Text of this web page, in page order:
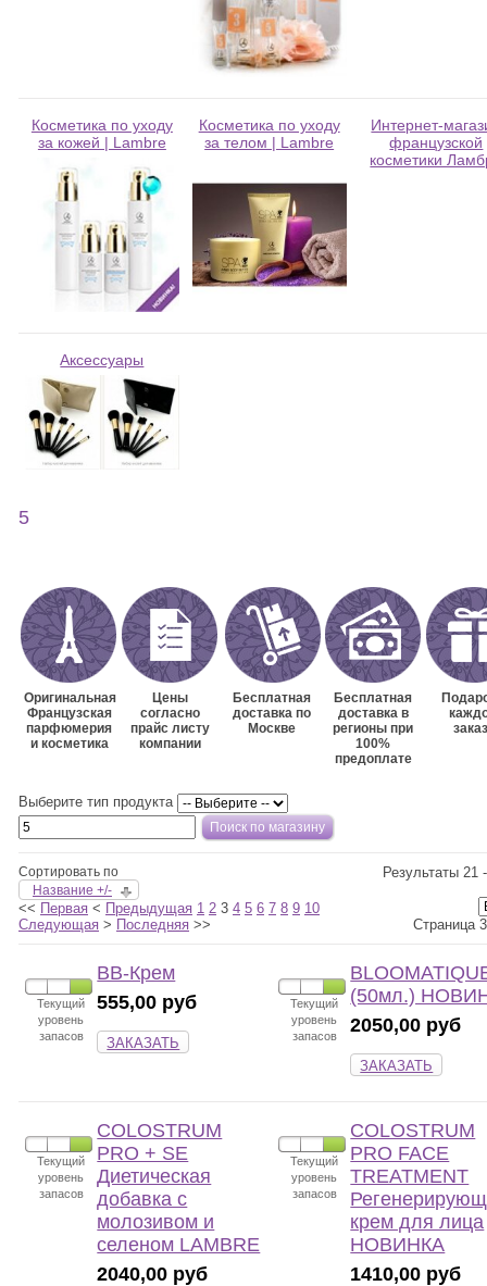
Косметика по уходу
за кожей | Lambre
Косметика по уходу
за телом | Lambre
Интернет-
французской
косметики
Аксессуары
5
Оригинальная
Французская
парфюмерия
и косметика
Цены
согласно
прайс листу
компании
Бесплатная
доставка по
Москве
Бесплатная
доставка в
регионы при
100%
предоплате
Выберите тип продукта
Сортировать по
Название +/-
Результаты 21
<< Первая < Предыдущая 1 2 3 4 5 6 7 8 9 10
Следующая > Последняя >> Страница
Текущий
уровень
запасов
BB-Крем
555,00 руб
ЗАКАЗАТЬ
Текущий
уровень
запасов
(50мл.)
2050,00 руб
ЗАКАЗАТЬ
Текущий
уровень
запасов
COLOSTRUM
PRO + SE
Диетическая
добавка с
молозивом и
селеном LAMBRE
2040,00 руб
Текущий
уровень
запасов
COLOSTRUM
PRO FACE
TREATMENT
крем для лица
НОВИНКА
1410,00 руб